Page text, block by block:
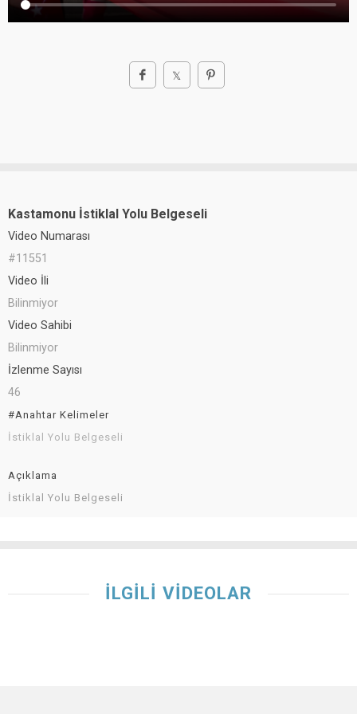
Kastamonu İstiklal Yolu Belgeseli
Video Numarası
#11551
Video İli
Bilinmiyor
Video Sahibi
Bilinmiyor
İzlenme Sayısı
46
#Anahtar Kelimeler
İstiklal Yolu Belgeseli
Açıklama
İstiklal Yolu Belgeseli
İLGİLİ VİDEOLAR